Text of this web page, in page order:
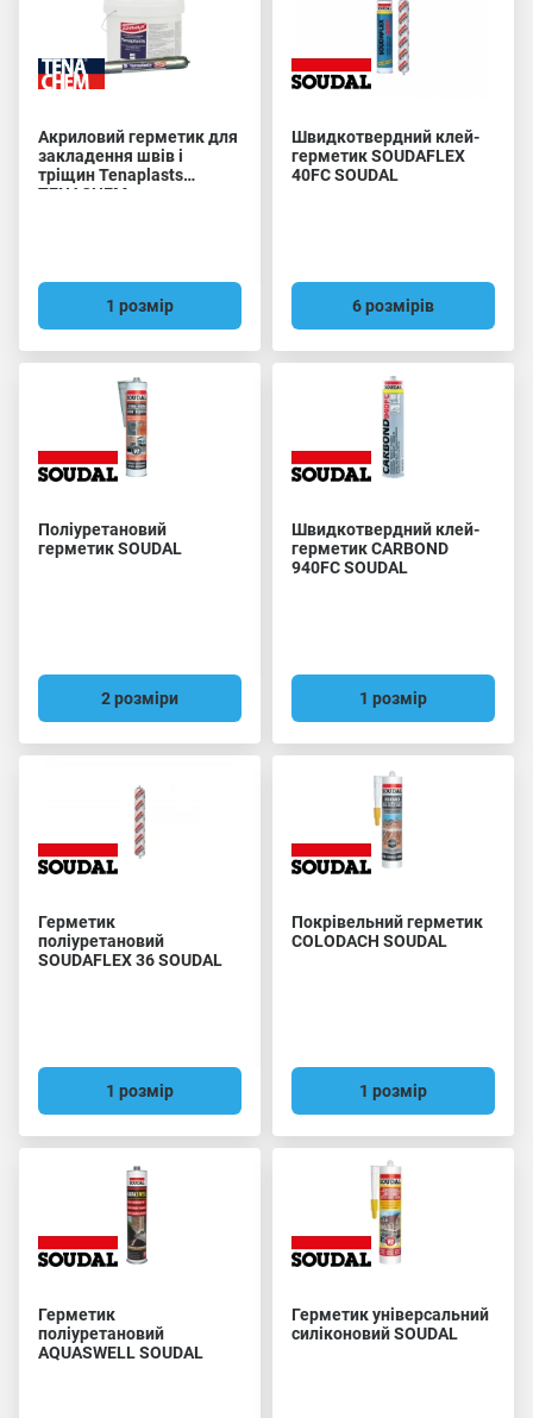
Акриловий герметик для
закладення швів і
тріщин Tenaplasts
TENACHEM
1 розмір
Швидкотвердний клей-
герметик SOUDAFLEX
40FC SOUDAL
6 розмірів
Поліуретановий
герметик SOUDAL
2 розміри
Швидкотвердний клей-
герметик CARBOND
940FC SOUDAL
1 розмір
Герметик
поліуретановий
SOUDAFLEX 36 SOUDAL
1 розмір
Покрівельний герметик
COLODACH SOUDAL
1 розмір
Герметик
поліуретановий
AQUASWELL SOUDAL
Герметик універсальний
силіконовий SOUDAL